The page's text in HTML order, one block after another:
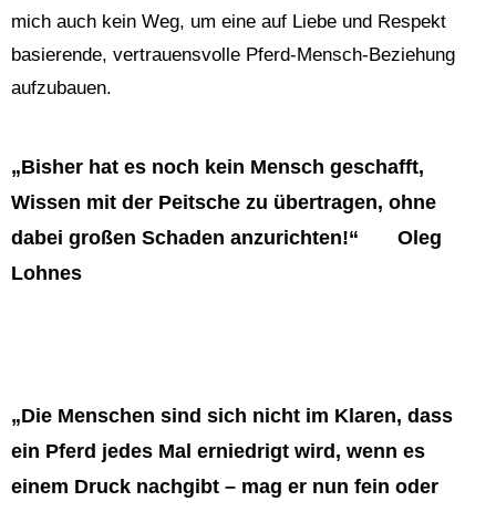
mich auch kein Weg, um eine auf Liebe und Respekt
basierende, vertrauensvolle Pferd-Mensch-Beziehung
aufzubauen.
„Bisher hat es noch kein Mensch geschafft,
Wissen mit der Peitsche zu übertragen, ohne
dabei großen Schaden anzurichten!“ Oleg
Lohnes
„Die Menschen sind sich nicht im Klaren, dass
ein Pferd jedes Mal erniedrigt wird, wenn es
einem Druck nachgibt – mag er nun fein oder